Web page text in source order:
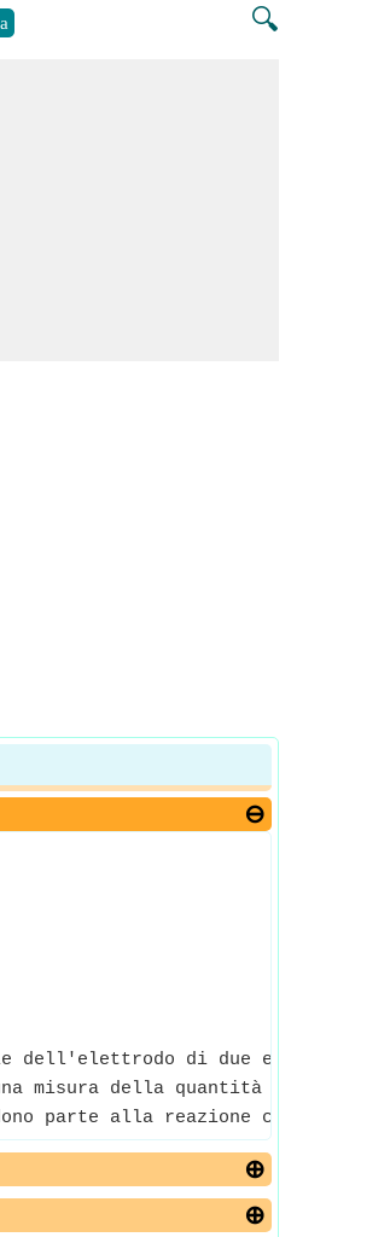
🔍
Primo Ordine
di due elettrodi
della quantità massima di
parte alla reazione cellulare.